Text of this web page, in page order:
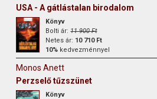
USA - A gátlástalan birodalom
Könyv
Bolti ár:11 900 Ft
Netes ár: 10 710 Ft
10% kedvezménnyel
Monos Anett
Perzselő tűzszünet
Könyv